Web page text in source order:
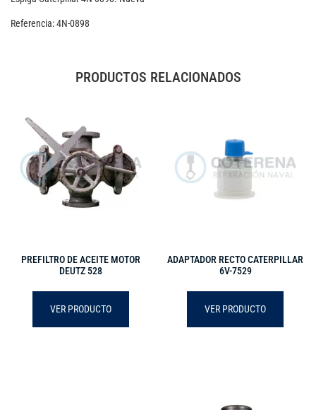
Referencia: 4N-0898
PRODUCTOS RELACIONADOS
PREFILTRO DE ACEITE MOTOR
DEUTZ 528
VER PRODUCTO
ADAPTADOR RECTO CATERPILLAR
6V-7529
VER PRODUCTO